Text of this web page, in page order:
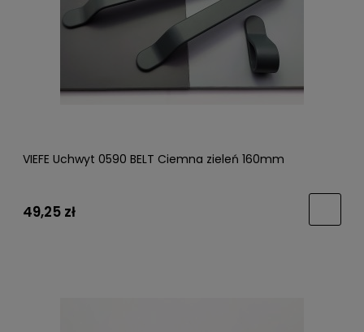
VIEFE Uchwyt 0590 BELT Ciemna zieleń 160mm
49,25 zł